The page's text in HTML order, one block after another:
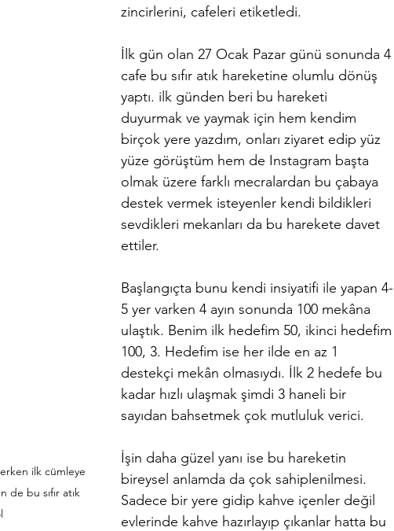
ilk cümleye
de bu sıfır atık
zincirlerini, cafeleri etiketledi.
İlk gün olan 27 Ocak Pazar günü sonunda 4
cafe bu sıfır atık hareketine olumlu dönüş
yaptı. ilk günden beri bu hareketi
duyurmak ve yaymak için hem kendim
birçok yere yazdım, onları ziyaret edip yüz
yüze görüştüm hem de Instagram başta
olmak üzere farklı mecralardan bu çabaya
destek vermek isteyenler kendi bildikleri
sevdikleri mekanları da bu harekete davet
ettiler.
Başlangıçta bunu kendi insiyatifi ile yapan 4-
5 yer varken 4 ayın sonunda 100 mekâna
ulaştık. Benim ilk hedefim 50, ikinci hedefim
100, 3. Hedefim ise her ilde en az 1
destekçi mekân olmasıydı. İlk 2 hedefe bu
kadar hızlı ulaşmak şimdi 3 haneli bir
sayıdan bahsetmek çok mutluluk verici.
İşin daha güzel yanı ise bu hareketin
bireysel anlamda da çok sahiplenilmesi.
Sadece bir yere gidip kahve içenler değil
evlerinde kahve hazırlayıp çıkanlar hatta bu